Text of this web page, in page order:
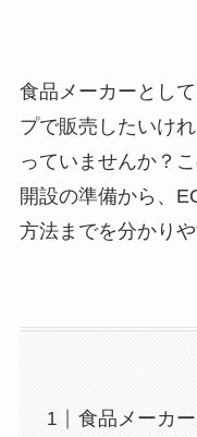
食品メーカーとし
プで販売したいけ
っていませんか？
開設の準備から、
方法までを分かり
食品メーカ